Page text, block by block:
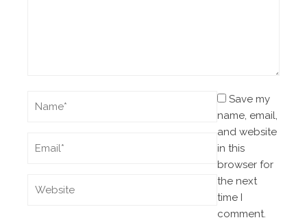
Save my
name, email,
and website
in this
browser for
the next
time I
comment.